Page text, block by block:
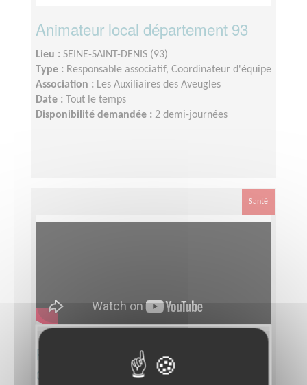
Animateur local département 93
Lieu : SEINE-SAINT-DENIS (93)
Type : Responsable associatif, Coordinateur d'équipe
Association : Les Auxiliaires des Aveugles
Date :
Tout le temps
Disponibilité demandée : 2 demi-journées
Santé
Responsable départemental
d’équipe bénévole Téléthon